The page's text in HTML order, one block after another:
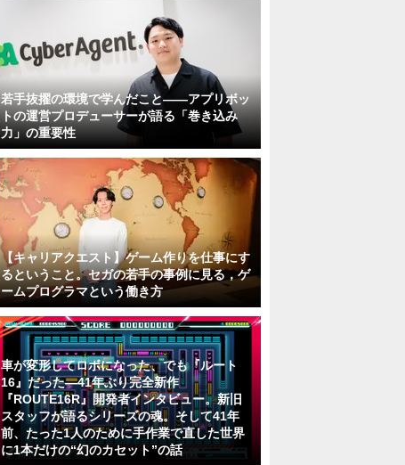
若手抜擢の環境で学んだこと――アプリボッ
トの運営プロデューサーが語る「巻き込み
力」の重要性
【キャリアクエスト】ゲーム作りを仕事にす
るということ。セガの若手の事例に見る，ゲ
ームプログラマという働き方
車が変形してロボになった、でも『ルート
16』だった―41年ぶり完全新作
『ROUTE16R』開発者インタビュー。新旧
スタッフが語るシリーズの魂。そして41年
前、たった1人のために手作業で直した世界
に1本だけの“幻のカセット”の話